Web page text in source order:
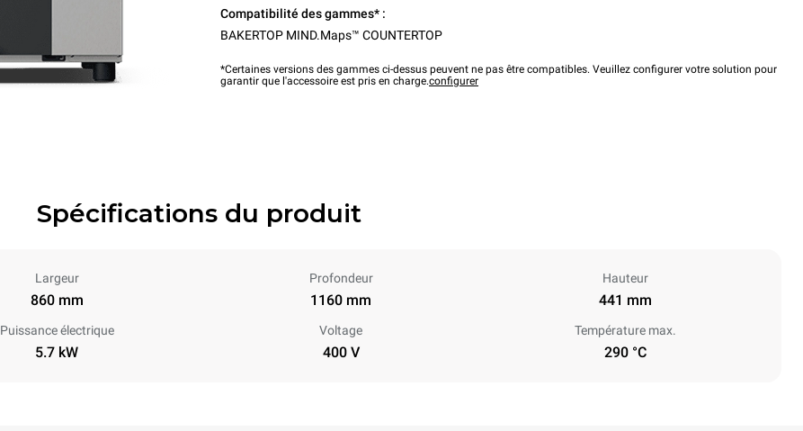
Compatibilité des gammes* :
BAKERTOP MIND.Maps™ COUNTERTOP
*Certaines versions des gammes ci-dessus peuvent ne pas être compatibles. Veuillez configurer votre solution pour
garantir que l'accessoire est pris en charge.configurer
Spécifications du produit
Largeur
860 mm
Profondeur
1160 mm
Hauteur
441 mm
Puissance électrique
5.7 kW
Voltage
400 V
Température max.
290 °C